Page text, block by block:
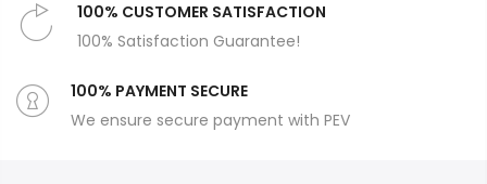
100% CUSTOMER SATISFACTION
100% Satisfaction Guarantee!
100% PAYMENT SECURE
We ensure secure payment with PEV